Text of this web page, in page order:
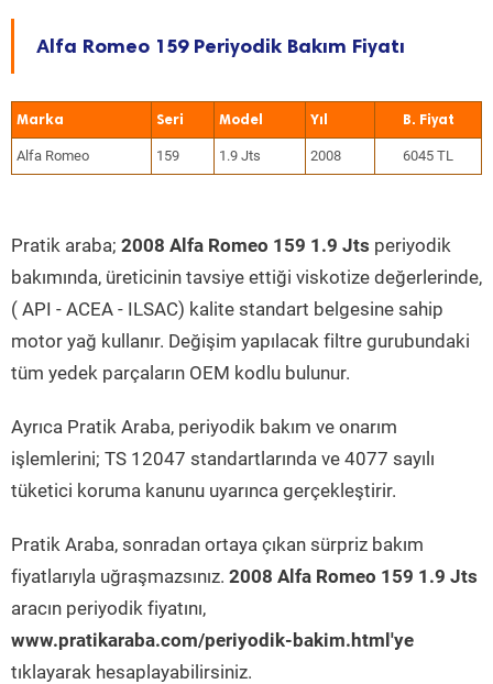
Alfa Romeo 159 Periyodik Bakım Fiyatı
Marka Seri Model Yıl
Alfa Romeo 159 1.9 Jts 2008 6045 TL
Pratik araba; 2008 Alfa Romeo 159 1.9 Jts periyodik
bakımında, üreticinin tavsiye ettiği viskotize değerlerinde,
( API - ACEA - ILSAC) kalite standart belgesine sahip
motor yağ kullanır. Değişim yapılacak filtre gurubundaki
tüm yedek parçaların OEM kodlu bulunur.
Ayrıca Pratik Araba, periyodik bakım ve onarım
işlemlerini; TS 12047 standartlarında ve 4077 sayılı
tüketici koruma kanunu uyarınca gerçekleştirir.
Pratik Araba, sonradan ortaya çıkan sürpriz bakım
fiyatlarıyla uğraşmazsınız. 2008 Alfa Romeo 159 1.9 Jts
aracın periyodik fiyatını,
www.pratikaraba.com/periyodik-bakim.html'ye
tıklayarak hesaplayabilirsiniz.